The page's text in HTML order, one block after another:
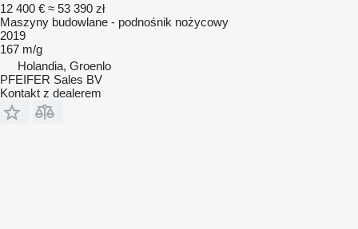
12 400 € ≈ 53 390 zł
Maszyny budowlane - podnośnik nożycowy
2019
167 m/g
Holandia, Groenlo
PFEIFER Sales BV
Kontakt z dealerem